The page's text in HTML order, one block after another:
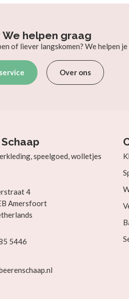
We helpen graag
of liever langskomen? We helpen
Over ons
speelgoed, wolletjes
4
Amersfoort
5446